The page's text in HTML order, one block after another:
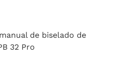
de biselado de
32 Pro